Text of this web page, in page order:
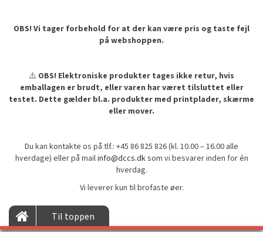
OBS! Vi tager forbehold for at der kan være pris og taste fejl
på webshoppen.
⚠️ OBS! Elektroniske produkter tages ikke retur, hvis
emballagen er brudt, eller varen har været tilsluttet eller
testet. Dette gælder bl.a. produkter med printplader, skærme
eller mover.
Du kan kontakte os på tlf.: +45 86 825 826 (kl. 10.00 – 16.00 alle
hverdage) eller på mailinfo@dccs.dksom vi besvarer inden for én
hverdag.
Vi leverer kun til brofaste øer.
Til toppen